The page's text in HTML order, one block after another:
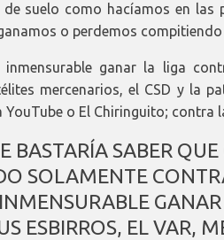
suelo como hacíamos en las
o perdemos
ganar la liga
mercenarios, el CSD y la
YouTube o El Chiringuito; contra
BASTARÍA SABER
SOLAMENTE
ESBIRROS, EL VAR,